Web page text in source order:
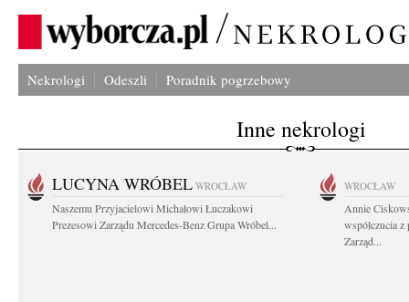
Nekrologi Odeszli Poradnik pogrzebowy
Inne nekrologi
LUCYNA WRÓBEL WROCŁAW
Naszemu Przyjacielowi Michałowi Łuczakowi
Prezesowi Zarządu Mercedes-Benz Grupa Wróbel...
WROCŁAW
Annie
współczucia
Zarząd...